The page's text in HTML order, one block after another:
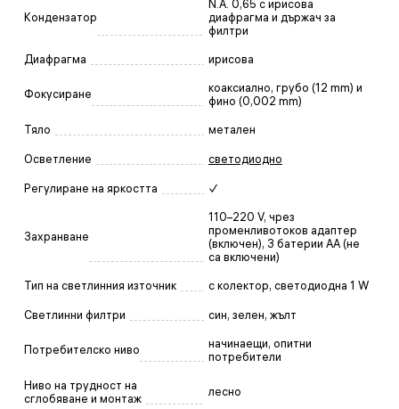
Кондензатор
N.A. 0,65 с ирисова
диафрагма и държач за
филтри
Диафрагма ирисова
Фокусиране
коаксиално, грубо (12 mm) и
фино (0,002 mm)
Тяло метален
Осветление светодиодно
Регулиране на яркостта ✓
Захранване
110–220 V, чрез
променливотоков адаптер
(включен), 3 батерии АА (не
са включени)
Тип на светлинния източник с колектор, светодиодна 1 W
Светлинни филтри син, зелен, жълт
Потребителско ниво
начинаещи, опитни
потребители
Ниво на трудност на
сглобяване и монтаж
лесно